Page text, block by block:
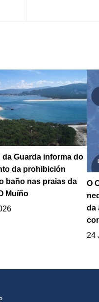
instalada na
da Guarda informa do
da prohibición
baño nas praias da
Muíño
O
da
24